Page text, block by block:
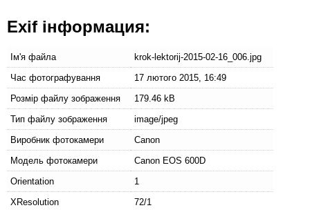
Exif інформация:
Ім'я файла
krok-lektorij-2015-02-16_006.jpg
Час фотографування
17 лютого 2015, 16:49
Розмір файлу зображення
179.46 kB
Тип файлу зображення
image/jpeg
Виробник фотокамери
Canon
Модель фотокамери
Canon EOS 600D
Orientation
1
XResolution
72/1